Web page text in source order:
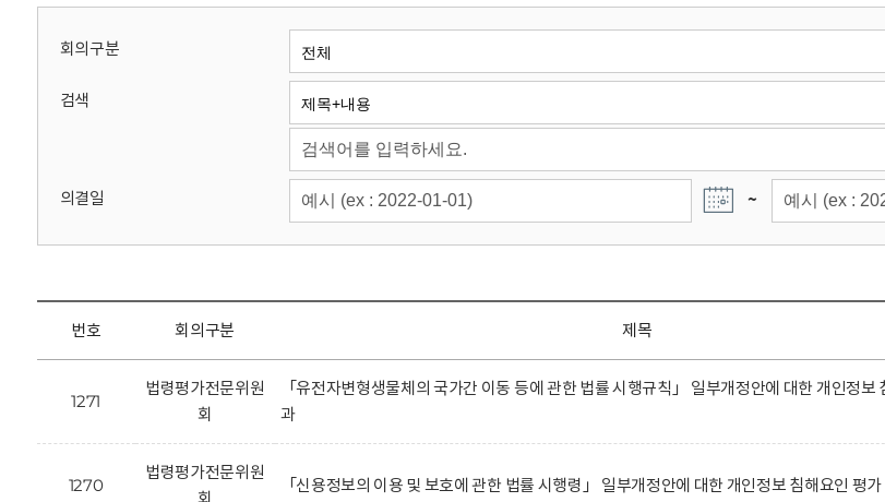
회
회의구분
검색
의결일 ~
번호 회의구분 제목
1271
법령평가전문위원
회
「유전자변형생물체의 국가간 이동 등에 관한 법률 시행규칙」 일부개정안에 대한 개인정보
과
1270
법령평가전문위원
「신용정보의 이용 및 보호에 관한 법률 시행령」 일부개정안에 대한 개인정보 침해요인 평